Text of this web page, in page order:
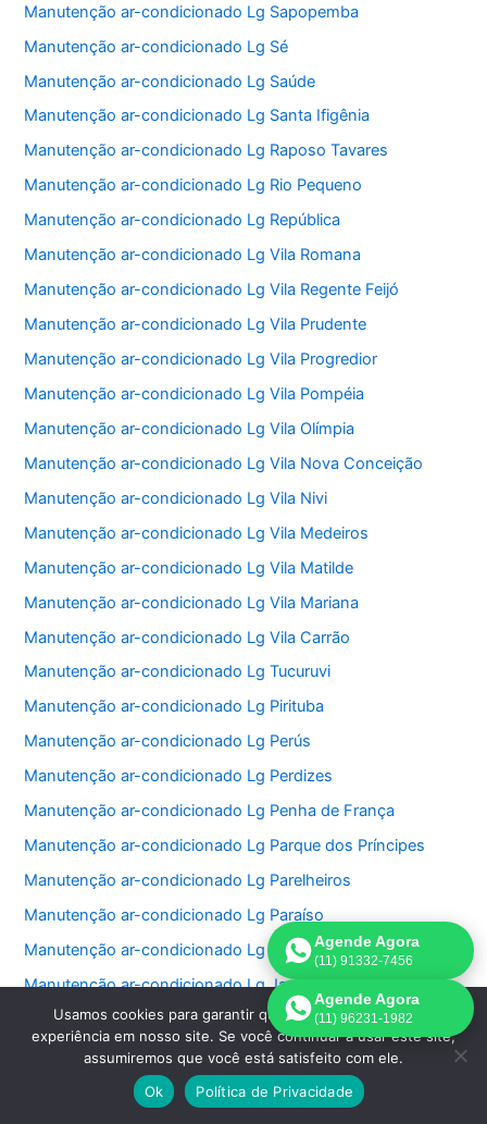
Manutenção ar-condicionado Lg Sapopemba
Manutenção ar-condicionado Lg Sé
Manutenção ar-condicionado Lg Saúde
Manutenção ar-condicionado Lg Santa Ifigênia
Manutenção ar-condicionado Lg Raposo Tavares
Manutenção ar-condicionado Lg Rio Pequeno
Manutenção ar-condicionado Lg República
Manutenção ar-condicionado Lg Vila Romana
Manutenção ar-condicionado Lg Vila Regente Feijó
Manutenção ar-condicionado Lg Vila Prudente
Manutenção ar-condicionado Lg Vila Progredior
Manutenção ar-condicionado Lg Vila Pompéia
Manutenção ar-condicionado Lg Vila Olímpia
Manutenção ar-condicionado Lg Vila Nova Conceição
Manutenção ar-condicionado Lg Vila Nivi
Manutenção ar-condicionado Lg Vila Medeiros
Manutenção ar-condicionado Lg Vila Matilde
Manutenção ar-condicionado Lg Vila Mariana
Manutenção ar-condicionado Lg Vila Carrão
Manutenção ar-condicionado Lg Tucuruvi
Manutenção ar-condicionado Lg Pirituba
Manutenção ar-condicionado Lg Perús
Manutenção ar-condicionado Lg Perdizes
Manutenção ar-condicionado Lg Penha de França
Manutenção ar-condicionado Lg Parque dos Príncipes
Manutenção ar-condicionado Lg Parelheiros
Manutenção ar-condicionado Lg Paraíso
Manutenção ar-condicionado Lg Jardim São Bento
Manutenção ar-condicionado Lg Jardim Paulistano
Manutenção ar-condicionado Lg Jardim Paulista
Manutenção ar-condicionado Lg Jardim Morumbi
Manutenção ar-condicionado Lg Jardim Fonte do Morumbi
Agende Agora
(11) 91332-7456
Agende Agora
(11) 96231-1982
Usamos cookies para garantir que oferecemos a melhor
experiência em nosso site. Se você continuar a usar este site,
assumiremos que você está satisfeito com ele.
Ok
Política de Privacidade